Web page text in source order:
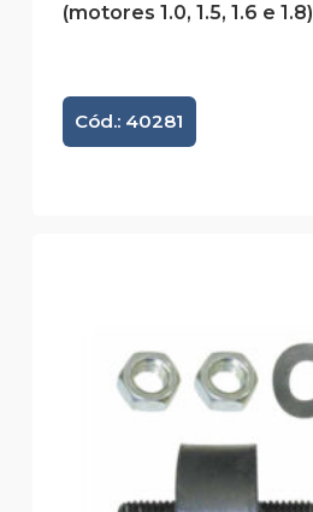
(motores 1.0, 1.5, 1.6 e 1.8)
Cód.: 40281